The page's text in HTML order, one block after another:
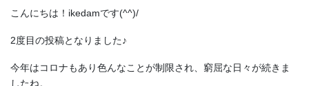
こんにちは！ikedamです(^^)/
2度目の投稿となりました♪
今年はコロナもあり色んなことが制限され、窮屈な日々が続きま
したね。